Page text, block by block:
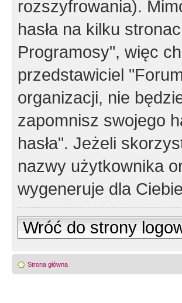
rozszyfrowania).
hasła na kilku
Programosy", więc
przedstawiciel
organizacji, nie
zapomnisz swojego
hasła". Jeżeli
nazwy użytkownika
wygeneruje dla
Wróć do strony
Strona główna